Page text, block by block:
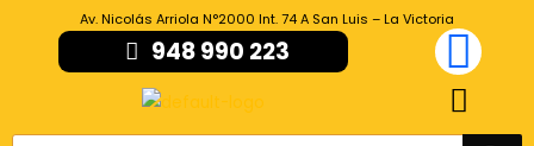
Av. Nicolás Arriola N°2000 Int. 74 A San Luis – La Victoria
948 990 223